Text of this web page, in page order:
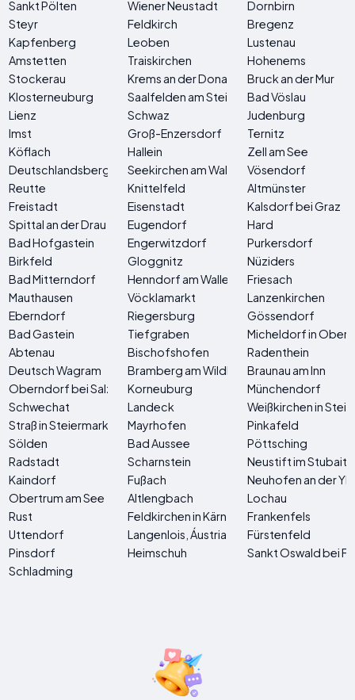
Sankt Pölten Wiener Neustadt
Dornbirn
Steyr
Feldkirch
Bregenz
Kapfenberg
Leoben
Lustenau
Amstetten
Traiskirchen
Hohenems
Stockerau
Krems an der Donau
Bruck an der Mur
Klosterneuburg
Saalfelden am Steinernen Meer
Bad Vöslau
Lienz
Schwaz
Judenburg
Imst
Groß-Enzersdorf
Ternitz
Köflach
Hallein
Zell am See
Deutschlandsberg
Seekirchen am WallerseeVösendorf
Reutte
Knittelfeld
Altmünster
Freistadt
Eisenstadt
Kalsdorf bei Graz
Spittal an der Drau
Eugendorf
Hard
Bad Hofgastein
Engerwitzdorf
Purkersdorf
Birkfeld
Gloggnitz
Nüziders
Bad Mitterndorf
Henndorf am WallerseeFriesach
Mauthausen
Vöcklamarkt
Lanzenkirchen
Eberndorf
Riegersburg
Gössendorf
Bad Gastein
Tiefgraben
Micheldorf in
Abtenau
Bischofshofen
Radenthein
Deutsch Wagram
Bramberg am WildkogelBraunau am Inn
Oberndorf bei SalzburgoKorneuburg
Münchendorf
Schwechat
Landeck
Weißkirchen in
Straß in Steiermark
Mayrhofen
Pinkafeld
Sölden
Bad Aussee
Pöttsching
Radstadt
Scharnstein
Neustift im Stubaital
Kaindorf
Fußach
Neuhofen an der
Obertrum am See
Altlengbach
Lochau
Rust
Feldkirchen in Kärnten
Frankenfels
Uttendorf
Langenlois, Áustria
Fürstenfeld
Pinsdorf
Heimschuh
Sankt Oswald bei
Schladming